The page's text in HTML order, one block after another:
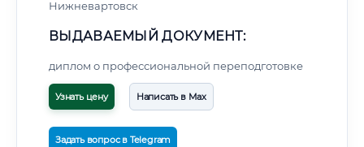
Нижневартовск
ВЫДАВАЕМЫЙ ДОКУМЕНТ:
диплом о профессиональной переподготовке
Узнать цену Написать в Max
Задать вопрос в Telegram